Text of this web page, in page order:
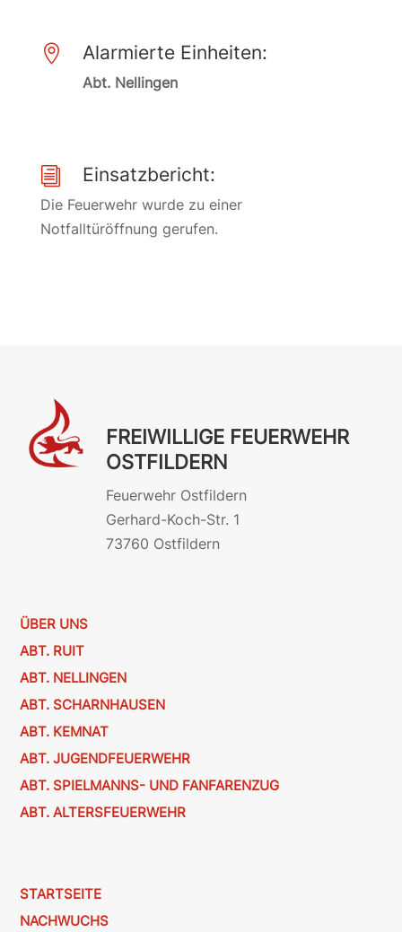
 Alarmierte Einheiten:
Abt. Nellingen
i Einsatzbericht:
Die Feuerwehr wurde zu einer
Notfalltüröffnung gerufen.
FREIWILLIGE FEUERWEHR
OSTFILDERN
Feuerwehr Ostfildern
Gerhard-Koch-Str. 1
73760 Ostfildern
ÜBER UNS
ABT. RUIT
ABT. NELLINGEN
ABT. SCHARNHAUSEN
ABT. KEMNAT
ABT. JUGENDFEUERWEHR
ABT. SPIELMANNS- UND FANFARENZUG
ABT. ALTERSFEUERWEHR
STARTSEITE
NACHWUCHS